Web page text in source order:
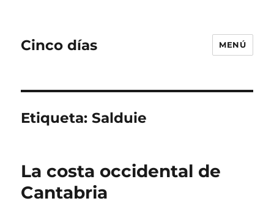
Cinco días MENÚ
Etiqueta:Salduie
La costa occidental de
Cantabria